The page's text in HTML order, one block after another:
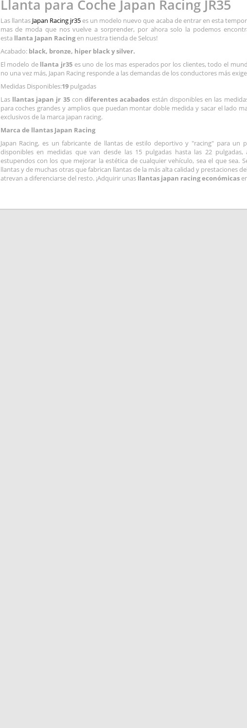
Llanta para Coche Japan Racing JR35
Las llantas Japan Racing jr35es un modelo nuevo que acaba de entrar en esta
mas de moda que nos vuelve a sorprender, por ahora solo la podemos
esta llanta Japan Racingen nuestra tienda de Selcus!
Acabado: black, bronze, hiper black y silver.
El modelo de llanta jr35 es uno de los mas esperados por los clientes, todo el
no una vez más, Japan Racing responde a las demandas de los conductores más
Medidas Disponibles:19pulgadas
Las llantas japan jr 35 con diferentes acabados están disponibles en las
para coches grandes y amplios que puedan montar doble medida y sacar el lado
exclusivos de la marca japan racing.
Marca de llantas Japan Racing
Japan Racing, es un fabricante de llantas de estilo deportivo y "racing" para un
disponibles en medidas que van desde las 15 pulgadas hasta las 22
estupendos con los que mejorar la estética de cualquier vehículo, sea el que sea.
llantas y de muchas otras que fabrican llantas de la más alta calidad y prestaciones
atrevan a diferenciarse del resto. ¡Adquirir unas llantas japan racing económicas